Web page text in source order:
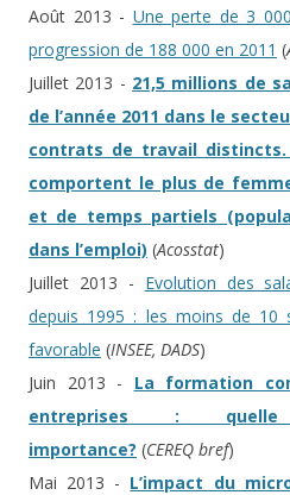
Août 2013 - Une perte de 3
progression de 188 000 en 2011 (
Juillet 2013 - 21,5 millions de
de l’année 2011 dans le
contrats de travail distincts.
comportent le plus de
et de temps partiels
dans l’emploi) (Acosstat)
Juillet 2013 - Evolution des
depuis 1995 : les moins de 10
favorable (INSEE, DADS)
Juin 2013 - La formation
entreprises :
importance? (CEREQ bref)
Mai 2013 - L’impact du